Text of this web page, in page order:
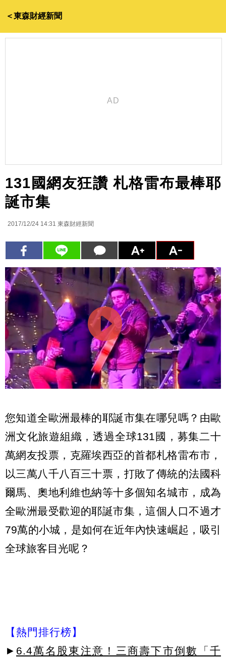
＜東森財經新聞
131國網友狂讚 札格雷布最棒耶
誕市集
2017/12/24 14:31 東森財經新聞
您知道全歐洲最棒的耶誕市集在哪兒嗎？由歐
洲文化旅遊組織，透過全球131國，募集二十
萬網友投票，克羅埃西亞的首都札格雷布市，
以三萬八千八百三十票，打敗了傳統的法國科
爾馬、奧地利維也納等十多個知名城市，成為
全歐洲最受歡迎的耶誕市集，這個人口不過才
79萬的小城，是如何在近年內快速崛起，吸引
全球旅客目光呢？
【熱門排行榜】
► 6.4萬名股東注意！三商壽下市倒數「千